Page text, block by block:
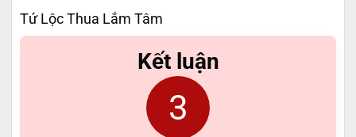
Tứ Lộc Thua Lắm Tâm
Kết luận
3